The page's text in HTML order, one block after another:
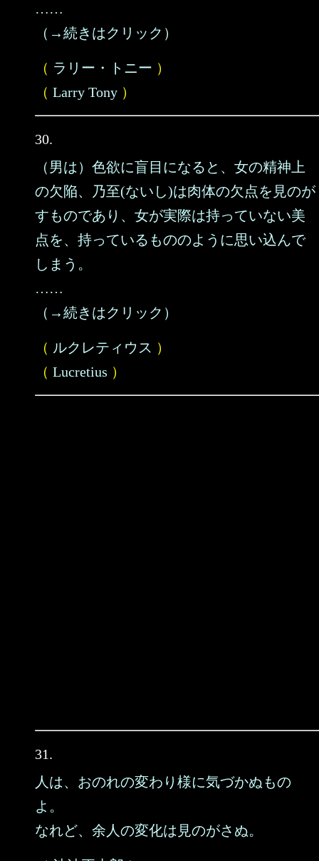
……
（→続きはクリック）
（ ラリー・トニー ）
（ Larry Tony ）
30.
（男は）色欲に盲目になると、女の精神上
の欠陥、乃至(ないし)は肉体の欠点を見のが
すものであり、女が実際は持っていない美
点を、持っているもののように思い込んで
しまう。
……
（→続きはクリック）
（ ルクレティウス ）
（ Lucretius ）
31.
人は、おのれの変わり様に気づかぬもの
よ。
なれど、余人の変化は見のがさぬ。